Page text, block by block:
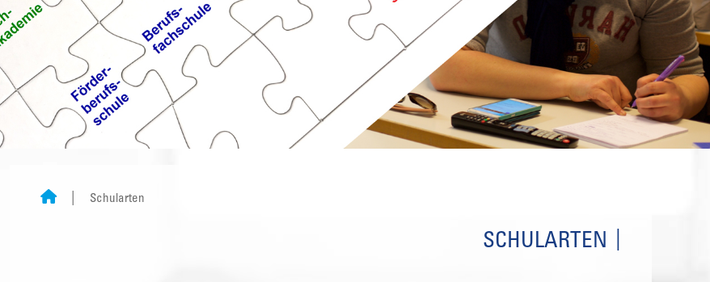
Schularten
SCHULARTEN